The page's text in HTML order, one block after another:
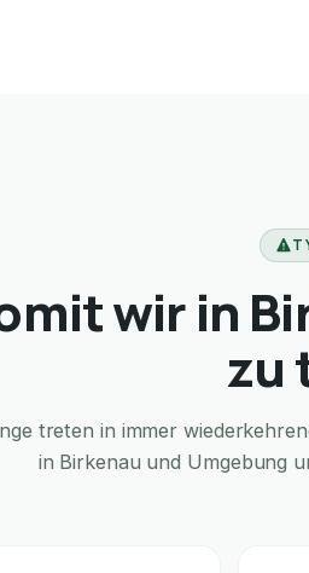
wir in
zu
treten in immer
in Birkenau und Umgebung